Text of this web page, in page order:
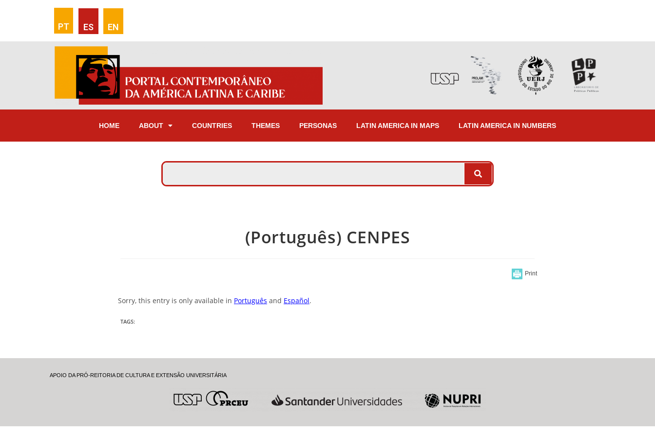
PT ES EN
HOME ABOUT COUNTRIES THEMES PERSONAS LATIN AMERICA IN MAPS LATIN AMERICA IN NUMBERS
(Português) CENPES
Sorry, this entry is only available in Português and Español.
TAGS:
APOIO DA PRÓ-REITORIA DE CULTURA E EXTENSÃO UNIVERSITÁRIA